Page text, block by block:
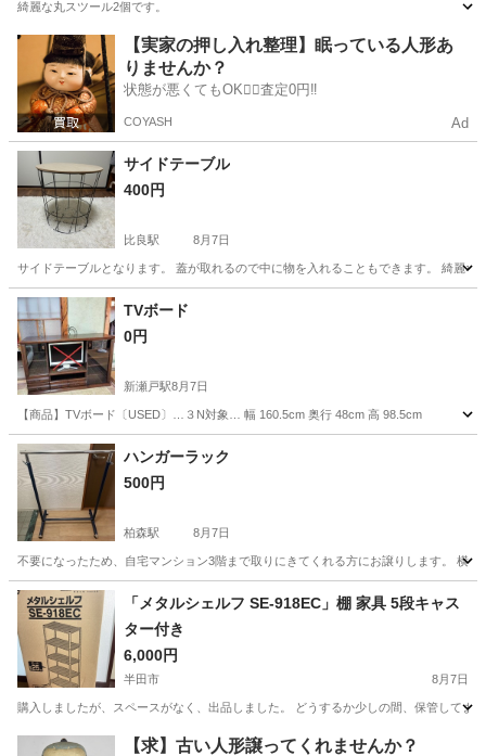
綺麗な丸スツール2個です。
愛知 名古屋市 吹上駅 椅子
【実家の押し入れ整理】眠っている人形あ
りませんか？
状態が悪くてもOK🙆‍♀️査定0円‼️
COYASH Ad
サイドテーブル
400円
比良駅 8月7日
サイドテーブルとなります。 蓋が取れるので中に物を入れることもできます。 綺麗
愛知 名古屋市 比良駅
TVボード
0円
新瀬戸駅8月7日
【商品】TVボード〔USED〕…３N対象… 幅 160.5cm 奥行 48cm 高
愛知 瀬戸市 新瀬戸駅 収納家具
ハンガーラック
500円
柏森駅 8月7日
不要になったため、自宅マンション3階まで取りにきてくれる方にお譲りします。 横
愛知 丹羽郡 柏森駅
「メタルシェルフ SE-918EC」棚 家具 5段キャス
ター付き
6,000円
半田市 8月7日
購入しましたが、スペースがなく、出品しました。 どうするか少しの間、保管してま
半田市 収納家具
【求】古い人形譲ってくれませんか？